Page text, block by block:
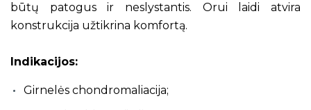
būtų patogus ir neslystantis. Orui laidi atvira
konstrukcija užtikrina komfortą.
Indikacijos:
Girnelės chondromaliacija;